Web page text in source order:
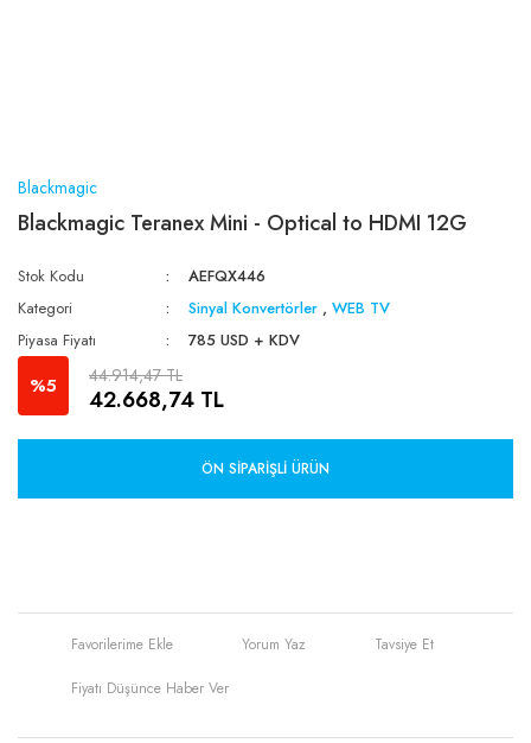
Blackmagic
Blackmagic Teranex Mini - Optical to HDMI 12G
Stok Kodu
AEFQX446
Kategori
Sinyal Konvertörler ,WEB TV
Piyasa Fiyatı
785 USD + KDV
%5 44.914,47 TL
42.668,74 TL
ÖN SIPARIŞLI ÜRÜN
Yorum Yaz Tavsiye Et
Fiyatı Düşünce Haber Ver